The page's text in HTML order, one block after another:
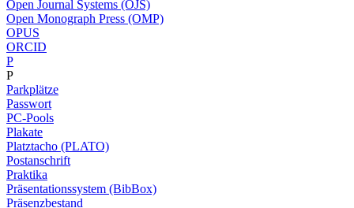
Open Journal Systems (OJS)
Open Monograph Press (OMP)
OPUS
ORCID
P
P
Parkplätze
Passwort
PC-Pools
Plakate
Platztacho (PLATO)
Postanschrift
Praktika
Präsentationssystem (BibBox)
Präsenzbestand